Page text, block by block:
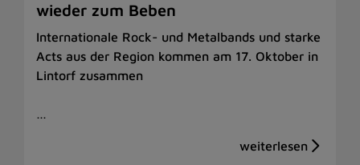
wieder zum Beben
Internationale Rock- und Metalbands und starke
Acts aus der Region kommen am 17. Oktober in
Lintorf zusammen
…